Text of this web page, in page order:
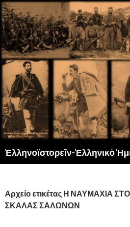
Ἑλληνοϊστορεῖν-Ἑλληνικὸ
Αρχείο ετικέτας Η ΝΑΥΜΑΧΙΑ
ΣΚΑΛΑΣ ΣΑΛΩΝΩΝ